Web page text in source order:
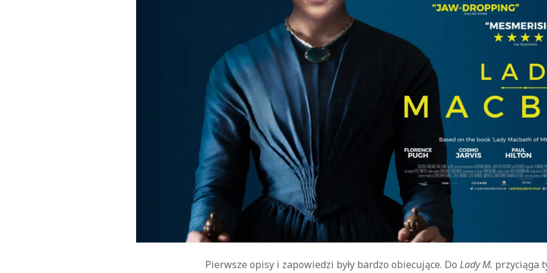
Knausgård komedie komedie romantyczne kryminał
Londyn narkotyki Netflix Nowy Jork
Paryż polskie filmy sci-fiscience-
fiction
USA Warszawa
weganizm Wydawnictwo Muza
Wydawnictwo Uniwersytetu
Jagiellońskiego
Wydawnictwo Znak
wiek
XX wiek
Pierwsze opisy i zapowiedzi były bardzo obiecujące. DoLady M. przyciąga